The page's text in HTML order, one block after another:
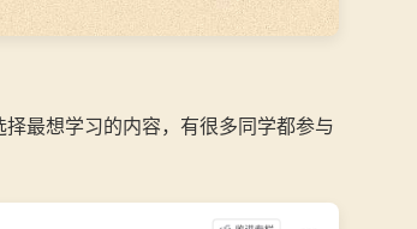
最想学习的内容，有很多同学都参与